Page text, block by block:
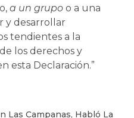
a un grupo o a una
y desarrollar
tendientes a la
los derechos y
esta Declaración.”
Las Campanas, Habló La